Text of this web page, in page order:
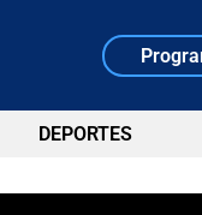
DEPORTES